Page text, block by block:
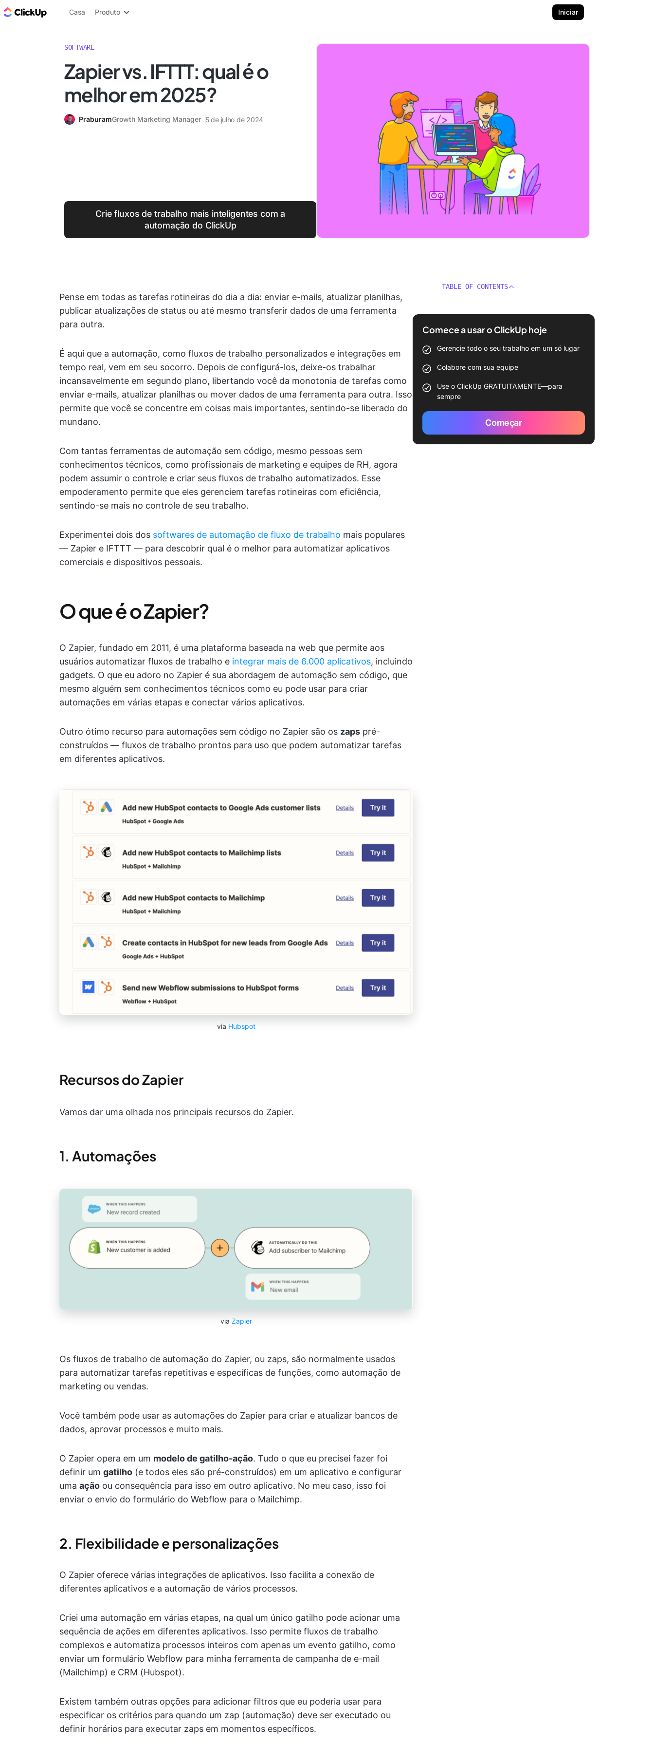
ClickUp Blogue
Casa Produto Iniciar
SOFTWARE
Zapier vs. IFTTT: qual é o
melhor em 2025?
PraburamGrowth Marketing Manager 5 de julho de 2024
Crie fluxos de trabalho mais inteligentes com a
automação do ClickUp
Pense em todas as tarefas rotineiras do dia a dia: enviar e-mails, atualizar planilhas,
publicar atualizações de status ou até mesmo transferir dados de uma ferramenta
para outra.
É aqui que a automação, como fluxos de trabalho personalizados e integrações em
tempo real, vem em seu socorro. Depois de configurá-los, deixe-os trabalhar
incansavelmente em segundo plano, libertando você da monotonia de tarefas como
enviar e-mails, atualizar planilhas ou mover dados de uma ferramenta para outra. Isso
permite que você se concentre em coisas mais importantes, sentindo-se liberado do
mundano.
Com tantas ferramentas de automação sem código, mesmo pessoas sem
conhecimentos técnicos, como profissionais de marketing e equipes de RH, agora
podem assumir o controle e criar seus fluxos de trabalho automatizados. Esse
empoderamento permite que eles gerenciem tarefas rotineiras com eficiência,
sentindo-se mais no controle de seu trabalho.
Experimentei dois dos softwares de automação de fluxo de trabalho mais populares
— Zapier e IFTTT — para descobrir qual é o melhor para automatizar aplicativos
comerciais e dispositivos pessoais.
O que é o Zapier?
O Zapier, fundado em 2011, é uma plataforma baseada na web que permite aos
usuários automatizar fluxos de trabalho e integrar mais de 6.000 aplicativos, incluindo
gadgets. O que eu adoro no Zapier é sua abordagem de automação sem código, que
mesmo alguém sem conhecimentos técnicos como eu pode usar para criar
automações em várias etapas e conectar vários aplicativos.
Outro ótimo recurso para automações sem código no Zapier são os zaps pré-
construídos — fluxos de trabalho prontos para uso que podem automatizar tarefas
em diferentes aplicativos.
via Hubspot
Recursos do Zapier
Vamos dar uma olhada nos principais recursos do Zapier.
1. Automações
via Zapier
Os fluxos de trabalho de automação do Zapier, ou zaps, são normalmente usados
para automatizar tarefas repetitivas e específicas de funções, como automação de
marketing ou vendas.
Você também pode usar as automações do Zapier para criar e atualizar bancos de
dados, aprovar processos e muito mais.
O Zapier opera em um modelo de gatilho-ação. Tudo o que eu precisei fazer foi
definir um gatilho (e todos eles são pré-construídos) em um aplicativo e configurar
uma ação ou consequência para isso em outro aplicativo. No meu caso, isso foi
enviar o envio do formulário do Webflow para o Mailchimp.
2. Flexibilidade e personalizações
O Zapier oferece várias integrações de aplicativos. Isso facilita a conexão de
diferentes aplicativos e a automação de vários processos.
Criei uma automação em várias etapas, na qual um único gatilho pode acionar uma
sequência de ações em diferentes aplicativos. Isso permite fluxos de trabalho
complexos e automatiza processos inteiros com apenas um evento gatilho, como
enviar um formulário Webflow para minha ferramenta de campanha de e-mail
(Mailchimp) e CRM (Hubspot).
Existem também outras opções para adicionar filtros que eu poderia usar para
especificar os critérios para quando um zap (automação) deve ser executado ou
definir horários para executar zaps em momentos específicos.
TABLE OF CONTENTS
Comece a usar o ClickUp hoje
Gerencie todo o seu trabalho em um só lugar
Colabore com sua equipe
Use o ClickUp GRATUITAMENTE—para
sempre
Começar